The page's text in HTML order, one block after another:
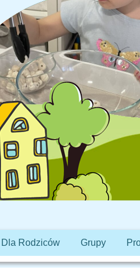
Dla Rodziców Grupy